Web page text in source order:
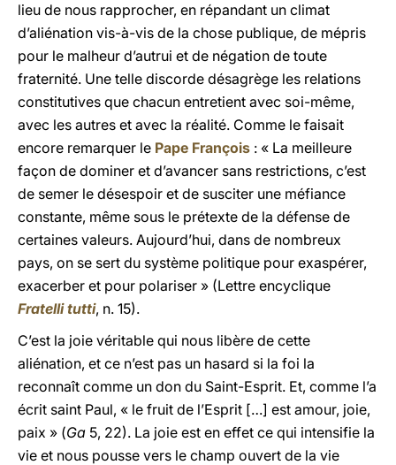
lieu de nous rapprocher, en répandant un climat
d’aliénation vis-à-vis de la chose publique, de mépris
pour le malheur d’autrui et de négation de toute
fraternité. Une telle discorde désagrège les relations
constitutives que chacun entretient avec soi-même,
avec les autres et avec la réalité. Comme le faisait
encore remarquer le Pape François : « La meilleure
façon de dominer et d’avancer sans restrictions, c’est
de semer le désespoir et de susciter une méfiance
constante, même sous le prétexte de la défense de
certaines valeurs. Aujourd’hui, dans de nombreux
pays, on se sert du système politique pour exaspérer,
exacerber et pour polariser » (Lettre encyclique
Fratelli tutti, n. 15).
C’est la joie véritable qui nous libère de cette
aliénation, et ce n’est pas un hasard si la foi la
reconnaît comme un don du Saint-Esprit. Et, comme l’a
écrit saint Paul, « le fruit de l’Esprit […] est amour, joie,
paix » (Ga 5, 22). La joie est en effet ce qui intensifie la
vie et nous pousse vers le champ ouvert de la vie